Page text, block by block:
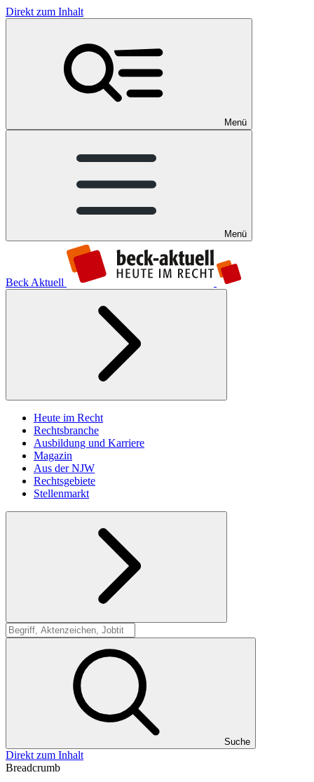
Direkt zum Inhalt
Menü
Menü
Beck Aktuell
Heute im Recht
Rechtsbranche
Ausbildung und Karriere
Magazin
Aus der NJW
Rechtsgebiete
Stellenmarkt
Suche
Suche
Direkt zum Inhalt
Breadcrumb